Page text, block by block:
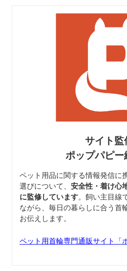
サイト監
ポップパピー
ペット用品に関する情報発信に
選びについて、 安全性・着け心
に監修しています。飼い主目線
ながら、毎日の暮らしに合う首
お伝えします。
ペット用首輪専門通販サイト「